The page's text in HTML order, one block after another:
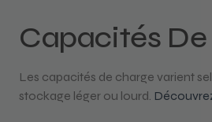
Capacités De
Les capacités de charge varient
stockage léger ou lourd.